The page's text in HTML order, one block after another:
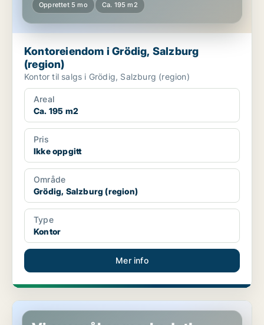
Opprettet 5 mo Ca. 195 m2
Kontoreiendom i Grödig, Salzburg
(region)
Kontor til salgs i Grödig, Salzburg (region)
Areal
Ca. 195 m2
Pris
Ikke oppgitt
Område
Grödig, Salzburg (region)
Type
Kontor
Mer info
Kontor i Grödig, Salzburg (region)